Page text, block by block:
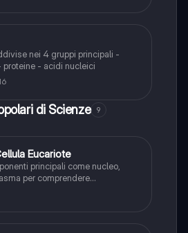
nei 4 gruppi principali -
carboidrati - lipidi - proteine - acidi nucleici
di Scienze 9
Eucariote
principali come nucleo,
per comprendere
della cellula.